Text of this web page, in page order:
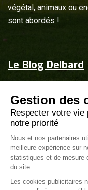
végétal, animaux ou
sont abordés !
Le Blog Delbard
Jardin & maison
Inspiration
Couvrez-les
Delbard.fr
Gestion des
Respecter votre vie
notre priorité
Nous et nos partenaires
meilleure expérience sur
statistiques et de mesure
du site.
Les cookies publicitaires